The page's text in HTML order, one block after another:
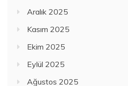
Aralık 2025
Kasım 2025
Ekim 2025
Eylül 2025
Ağustos 2025